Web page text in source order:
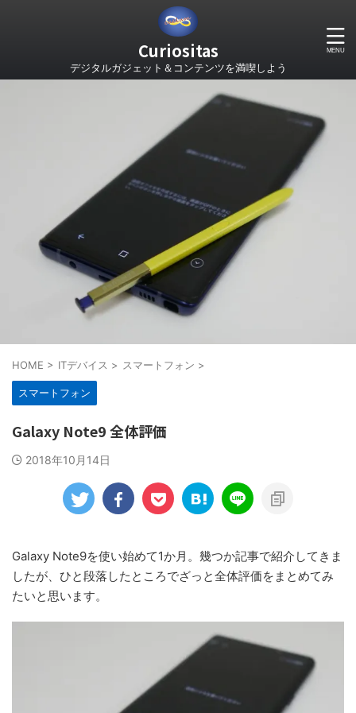
Curiositas
デジタルガジェット＆コンテンツを満喫しよう
HOME > ITデバイス > スマートフォン >
スマートフォン
Galaxy Note9 全体評価
2018年10月14日
Galaxy Note9を使い始めて1か月。幾つか記事で紹介してきま
したが、ひと段落したところでざっと全体評価をまとめてみ
たいと思います。